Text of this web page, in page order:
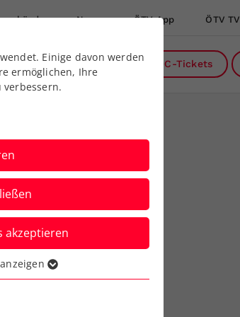
News ÖTV App ÖTV TV
Über uns Kreise DC-Tickets
Einige davon werden
ermöglichen, Ihre
akzeptieren
Funktionen der
dass die Webseite